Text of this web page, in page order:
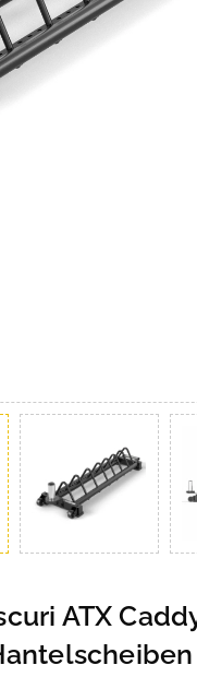
ATX